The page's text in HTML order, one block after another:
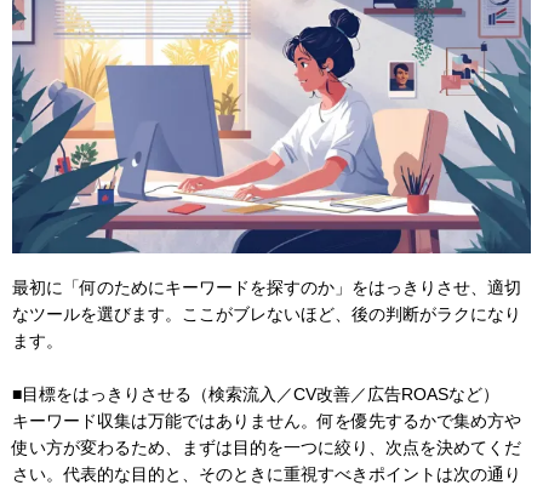
最初に「何のためにキーワードを探すのか」をはっきりさせ、適切
なツールを選びます。ここがブレないほど、後の判断がラクになり
ます。
■目標をはっきりさせる（検索流入／CV改善／広告ROASなど）
キーワード収集は万能ではありません。何を優先するかで集め方や
使い方が変わるため、まずは目的を一つに絞り、次点を決めてくだ
さい。代表的な目的と、そのときに重視すべきポイントは次の通り